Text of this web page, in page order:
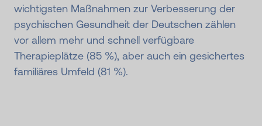
wichtigsten Maßnahmen zur Verbesserung der
psychischen Gesundheit der Deutschen zählen
vor allem mehr und schnell verfügbare
Therapieplätze (85 %), aber auch ein gesichertes
familiäres Umfeld (81 %).